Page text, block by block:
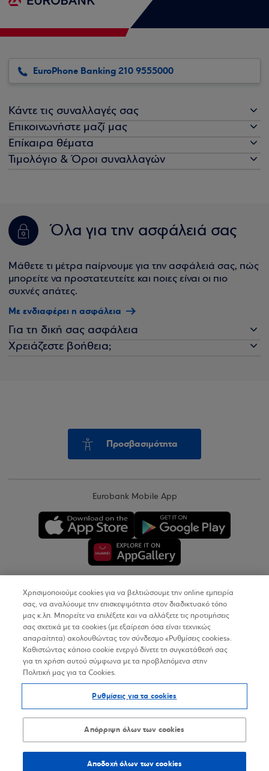
EuroPhone Banking 210 9555000
Κάντε τις συναλλαγές σας
Επικοινωνήστε μαζί μας
Επίκαιρα θέματα
Τιμολόγιο & Όροι συναλλαγών
Όλα για την ασφάλειά σας
Μάθετε τι μέτρα παίρνουμε για την ασφάλειά σας, πώς
μπορείτε να προστατευτείτε και ποιες είναι οι πιο
συχνές απάτες.
Με ενδιαφέρει η ασφάλεια
Για τη δική σας ασφάλεια
Χρειάζεστε βοήθεια;
Προσβασιμότητα
Eurobank Mobile App
Copyright © 2026
Όροι Χρήσης
Προσωπικά Δεδομένα στον Διαδικτυακό Τόπο
Δήλωση Προσβασιμότητας
Sitemap
Χρησιμοποιούμε cookies για να βελτιώσουμε την online εμπειρία
σας, να αναλύουμε την επισκεψιμότητα στον διαδικτυακό τόπο
μας κ.λπ. Μπορείτε να επιλέξετε και να αλλάξετε τις προτιμήσεις
σας σχετικά με τα cookies (με εξαίρεση όσα είναι τεχνικώς
απαραίτητα) ακολουθώντας τον σύνδεσμο «Ρυθμίσεις cookies».
Καθιστώντας κάποιο cookie ενεργό δίνετε τη συγκατάθεσή σας
για τη χρήση αυτού σύμφωνα με τα προβλεπόμενα στην
Πολιτική μας για τα Cookies.
Ρυθμίσεις για τα cookies
Απόρριψη όλων των cookies
Αποδοχή όλων των cookies